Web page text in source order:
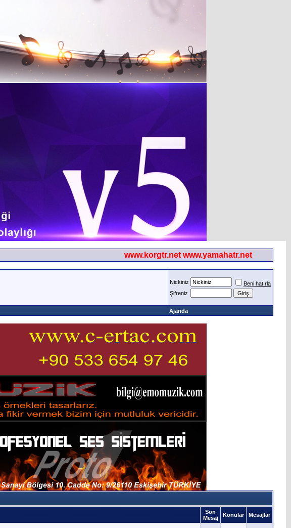
www.korgtr.net www.yamahatr.net
Nickiniz
Beni hatırla
Şifreniz
Ajanda
Son
Mesaj
Konular Mesajlar